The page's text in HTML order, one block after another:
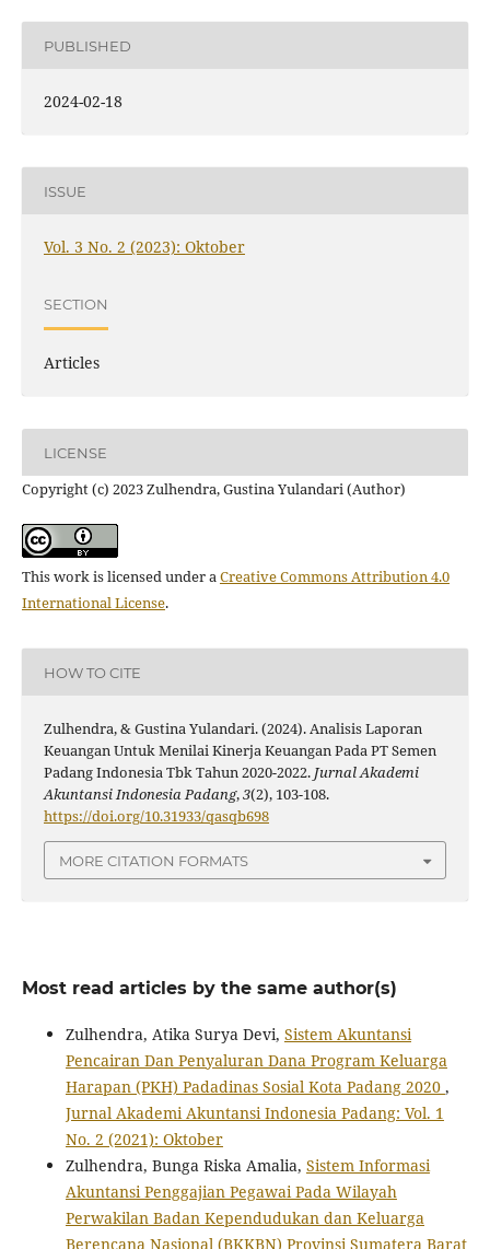
PUBLISHED
2024-02-18
ISSUE
Vol. 3 No. 2 (2023): Oktober
SECTION
Articles
LICENSE
Copyright (c) 2023 Zulhendra, Gustina Yulandari (Author)
This work is licensed under aCreative Commons Attribution 4.0
International License.
HOW TO CITE
Zulhendra, & Gustina Yulandari. (2024). Analisis Laporan
Keuangan Untuk Menilai Kinerja Keuangan Pada PT Semen
Padang Indonesia Tbk Tahun 2020-2022. Jurnal Akademi
Akuntansi Indonesia Padang,3(2), 103-108.
https://doi.org/10.31933/qasqb698
MORE CITATION FORMATS
Most read articles by the same author(s)
Zulhendra, Atika Surya Devi, Sistem Akuntansi
Pencairan Dan Penyaluran Dana Program Keluarga
Harapan (PKH) Padadinas Sosial Kota Padang 2020 ,
Jurnal Akademi Akuntansi Indonesia Padang: Vol. 1
No. 2 (2021): Oktober
Zulhendra, Bunga Riska Amalia, Sistem Informasi
Akuntansi Penggajian Pegawai Pada Wilayah
Perwakilan Badan Kependudukan dan Keluarga
Berencana Nasional (BKKBN) Provinsi Sumatera Barat